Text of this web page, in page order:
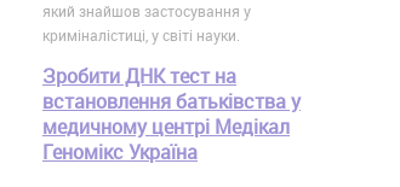
який знайшов застосування у
криміналістиці, у світі науки.
Зробити ДНК тест на
встановлення батьківства у
медичному центрі Медікал
Геномікс Україна